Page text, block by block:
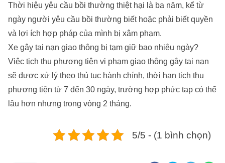
Thời hiệu yêu cầu bồi thường thiệt hại là ba năm, kể từ
ngày người yêu cầu bồi thường biết hoặc phải biết quyền
và lợi ích hợp pháp của mình bị xâm phạm.
Xe gây tai nạn giao thông bị tạm giữ bao nhiêu ngày?
Việc tịch thu phương tiện vi phạm giao thông gây tai nạn
sẽ được xử lý theo thủ tục hành chính, thời hạn tịch thu
phương tiện từ 7 đến 30 ngày, trường hợp phức tạp có thể
lâu hơn nhưng trong vòng 2 tháng.
5/5 - (1 bình chọn)